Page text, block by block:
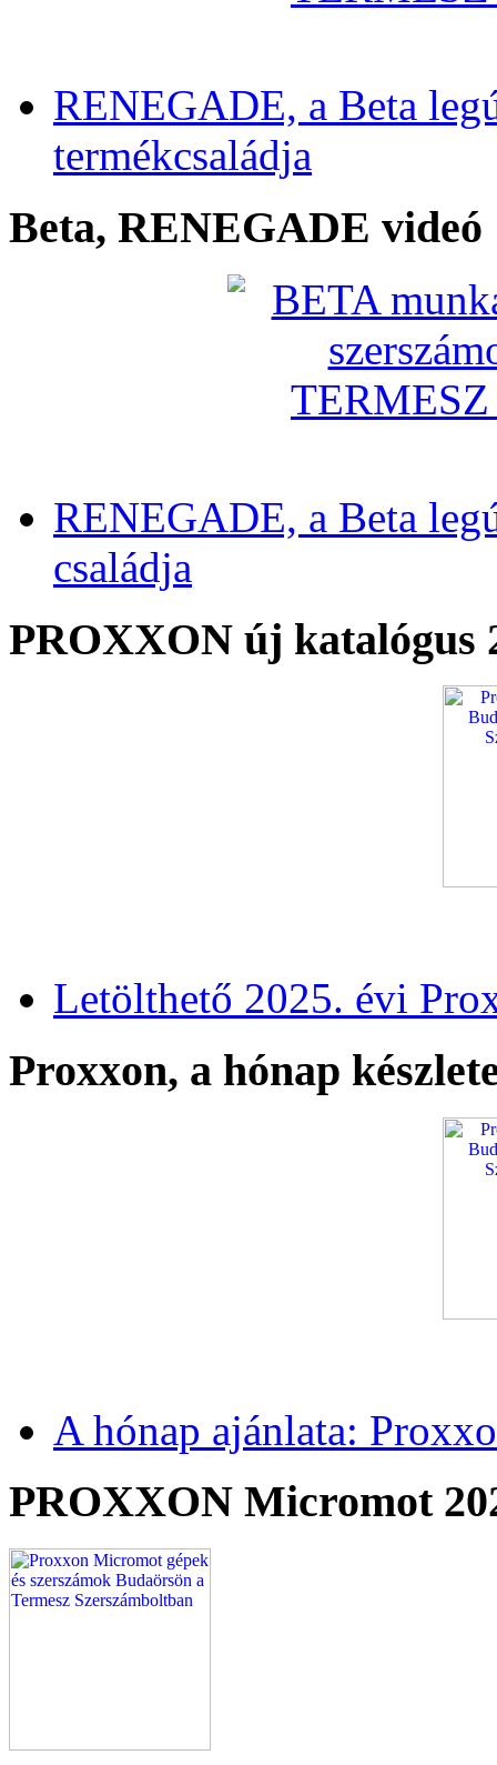
RENEGADE, a Beta
termékcsaládja
Beta, RENEGADE videó
RENEGADE, a Beta
családja
PROXXON új katalógus
Letölthető 2025. évi
Proxxon, a hónap
A hónap ajánlata:
PROXXON Micromot